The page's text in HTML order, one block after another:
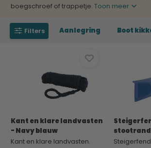
boegschroef of trappetje.Toon meer
Filters Aanlegring Boot
Kant en klare landvasten
- Navy blauw
Kant en klare landvasten.